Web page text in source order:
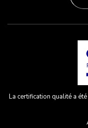
La certification qualité a